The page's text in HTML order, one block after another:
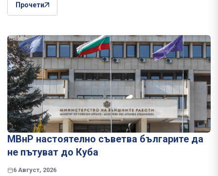
Прочети
МВнР настоятелно съветва българите да
не пътуват до Куба
6 Август, 2026